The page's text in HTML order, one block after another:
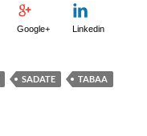
Google+ Linkedin
SADATE
TABAA